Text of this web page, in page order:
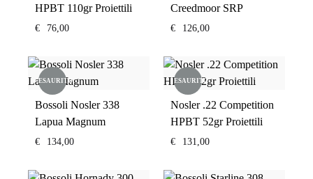
HPBT 110gr Proiettili
€ 76,00
Creedmoor SRP
€ 126,00
ESAURITO
Bossoli Nosler 338
Lapua Magnum
€ 134,00
ESAURITO
Nosler .22 Competition
HPBT 52gr Proiettili
€ 131,00